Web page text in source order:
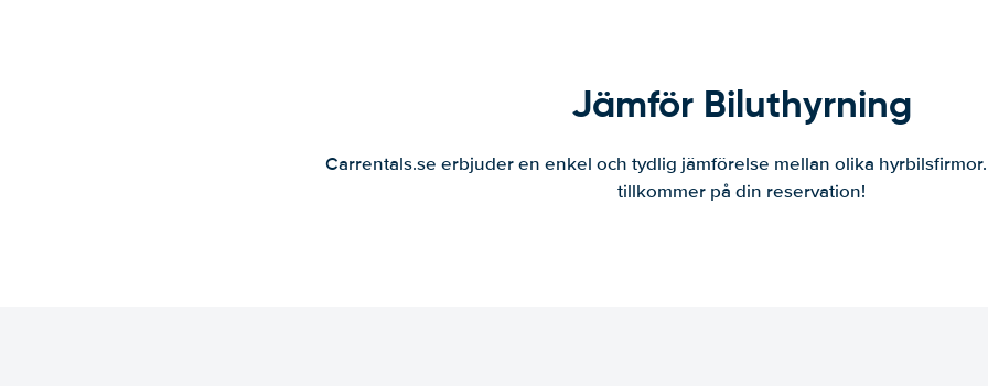
Jämför Biluthyrning
Carrentals.se erbjuder en enkel och tydlig jämförelse mellan olika
tillkommer på din reservation!